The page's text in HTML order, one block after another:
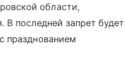
области,
последней запрет будет
празднованием